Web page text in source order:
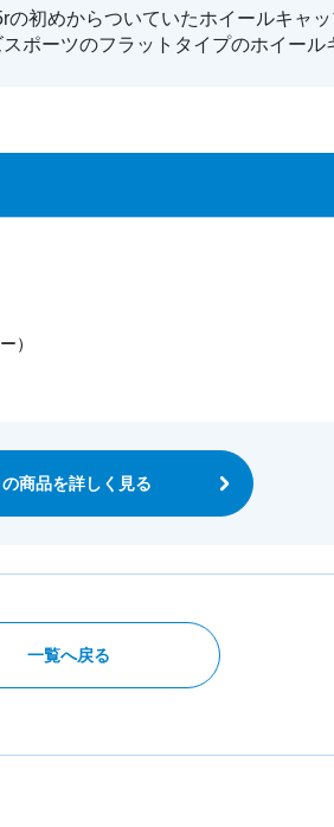
初めからついていたホイールキャ
ポーツのフラットタイプのホイー
）
の商品を詳しく見る
一覧へ戻る